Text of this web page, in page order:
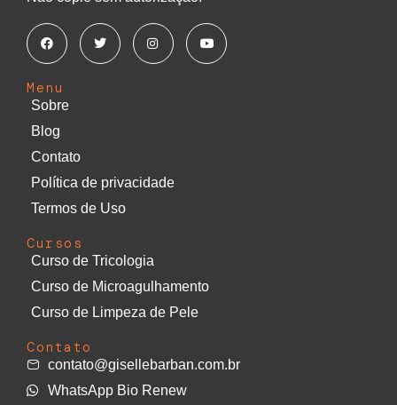
Menu
Sobre
Blog
Contato
Política de privacidade
Termos de Uso
Cursos
Curso de Tricologia
Curso de Microagulhamento
Curso de Limpeza de Pele
Contato
contato@gisellebarban.com.br
WhatsApp Bio Renew